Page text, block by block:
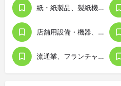
紙・紙製品、製紙機械、印刷・出版
店舗用設備・機器、ディスプレイ
流通業、フランチャイズビジネス